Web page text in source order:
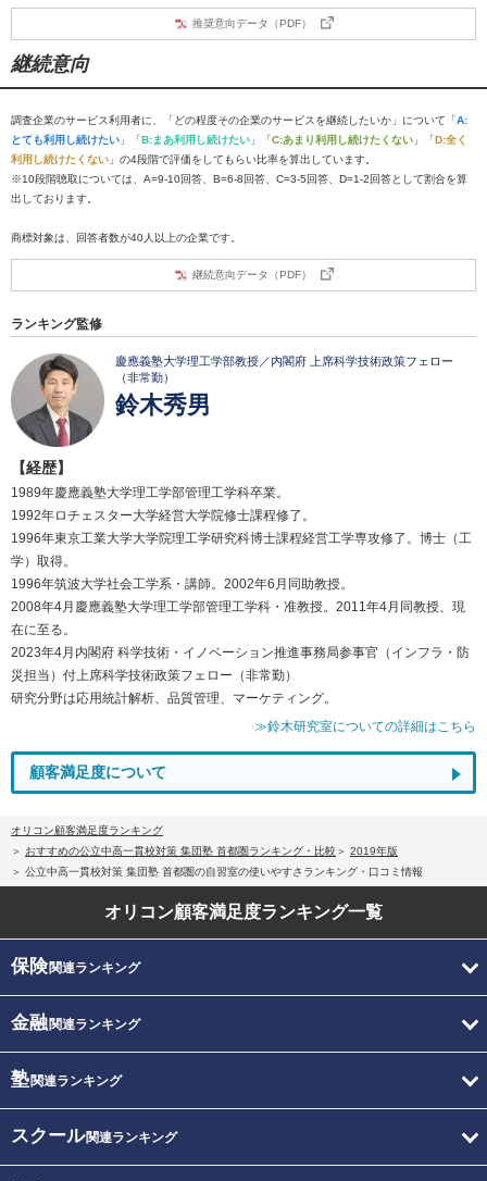
推奨意向データ（PDF）
継続意向
調査企業のサービス利用者に、「どの程度その企業のサービスを継続したいか」について「A:
とても利用し続けたい 」「B:まあ利用し続けたい 」「C:あまり利用し続けたくない 」「D:全く
利用し続けたくない 」の4段階で評価をしてもらい比率を算出しています。
※10段階聴取については、A=9-10回答、B=6-8回答、C=3-5回答、D=1-2回答として割合を算
出しております。
商標対象は、回答者数が40人以上の企業です。
継続意向データ（PDF）
ランキング監修
慶應義塾大学理工学部教授／内閣府 上席科学技術政策フェロー
（非常勤）
鈴木秀男
【経歴】
1989年慶應義塾大学理工学部管理工学科卒業。
1992年ロチェスター大学経営大学院修士課程修了。
1996年東京工業大学大学院理工学研究科博士課程経営工学専攻修了。博士（工
学）取得。
1996年筑波大学社会工学系・講師。2002年6月同助教授。
2008年4月慶應義塾大学理工学部管理工学科・准教授。2011年4月同教授、現
在に至る。
2023年4月内閣府 科学技術・イノベーション推進事務局参事官（インフラ・防
災担当）付上席科学技術政策フェロー（非常勤）
研究分野は応用統計解析、品質管理、マーケティング。
≫鈴木研究室についての詳細はこちら
顧客満足度について
オリコン顧客満足度ランキング
おすすめの公立中高一貫校対策 集団塾 首都圏ランキング・比較
2019年版
公立中高一貫校対策 集団塾 首都圏の自習室の使いやすさランキング・口コミ情報
オリコン顧客満足度ランキング一覧
保険関連ランキング
金融関連ランキング
塾関連ランキング
スクール関連ランキング